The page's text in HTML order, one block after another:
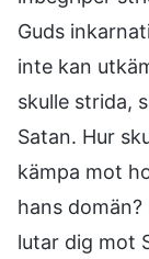
Guds
inte kan
skulle strida,
Satan. Hur
kämpa mot
hans
lutar dig mot